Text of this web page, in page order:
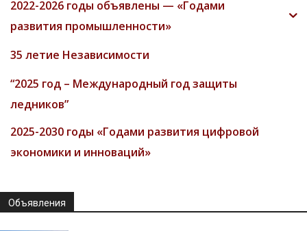
2022-2026 годы объявлены — «Годами
развития промышленности»
35 летие Независимости
“2025 год – Международный год защиты
ледников”
2025-2030 годы «Годами развития цифровой
экономики и инноваций»
Объявления